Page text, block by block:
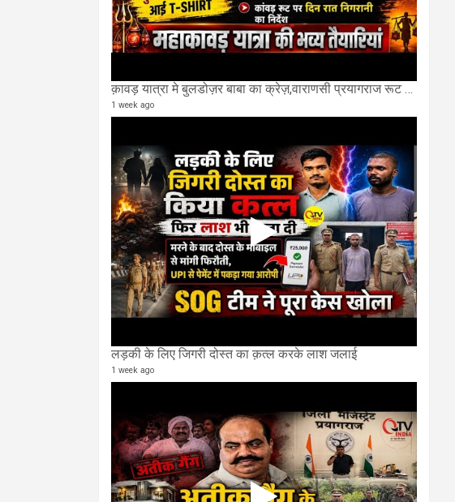
क़ावड़ यात्रा मे बुलडोज़र बाबा का क्रेज़,वाराणसी प्रयागराज रूट की एक लेन खाली की गई.
1 week ago
लड़की के लिए जिगरी दोस्त का क़त्ल करके लाश जलाई
1 week ago